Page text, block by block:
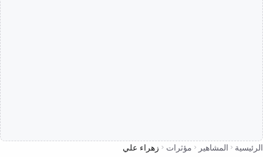
الرئيسية المشاهير مؤثرات زهراء علي